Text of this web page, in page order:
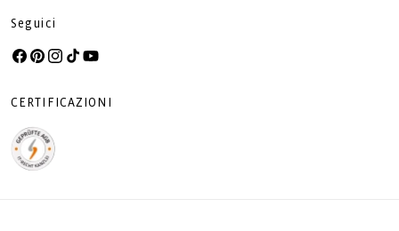
Seguici
Facebook
Pinterest
Instagram
TikTokYouTube
CERTIFICAZIONI